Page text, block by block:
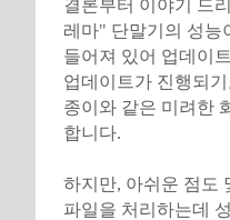
결론부터 이야기 드
레마" 단말기의 성능
들어져 있어 업데이
업데이트가 진행되
종이와 같은 미려한
합니다.
하지만, 아쉬운 점도
파일을 처리하는데